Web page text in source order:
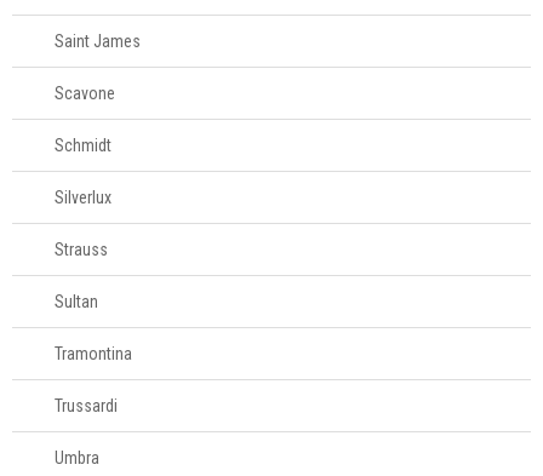
Saint James
Scavone
Schmidt
Silverlux
Strauss
Sultan
Tramontina
Trussardi
Umbra